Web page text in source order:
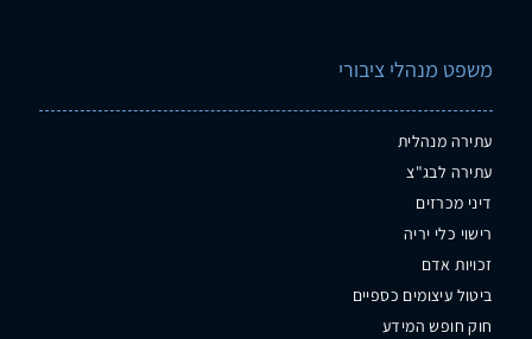
משפט מנהלי ציבורי
עתירה מנהלית
עתירה לבג"צ
דיני מכרזים
רישוי כלי יריה
זכויות אדם
ביטול עיצומים כספיים
חוק חופש המידע